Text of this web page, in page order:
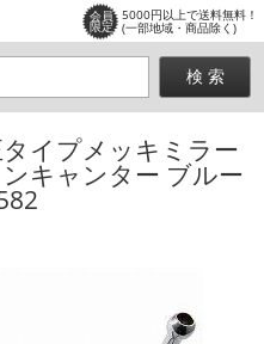
会員
限定
5000円以上で送料無料！
(一部地域・商品除く)
イプメッキミラー
キャンター ブルー